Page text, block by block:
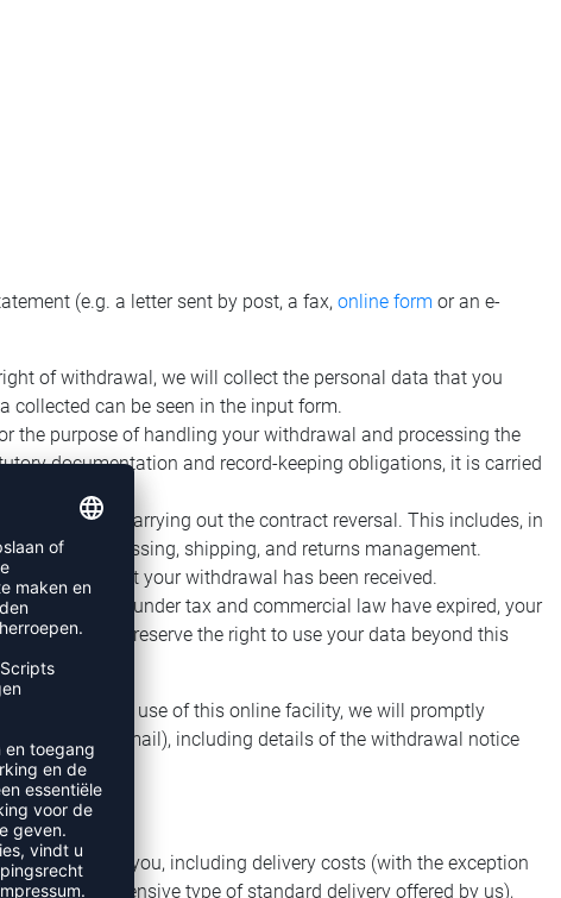
(e.g. a letter sent by post, a fax, online form or an e-
of withdrawal, we will collect the personal data that you
can be seen in the input form.
the purpose of handling your withdrawal and processing the
documentation and record-keeping obligations, it is carried
and carrying out the contract reversal. This includes, in
processing, shipping, and returns management.
that your withdrawal has been received.
periods under tax and commercial law have expired, your
data or we reserve the right to use your data beyond this
Where you make use of this online facility, we will promptly
by email), including details of the withdrawal notice
from you, including delivery costs (with the exception
least expensive type of standard delivery offered by us),